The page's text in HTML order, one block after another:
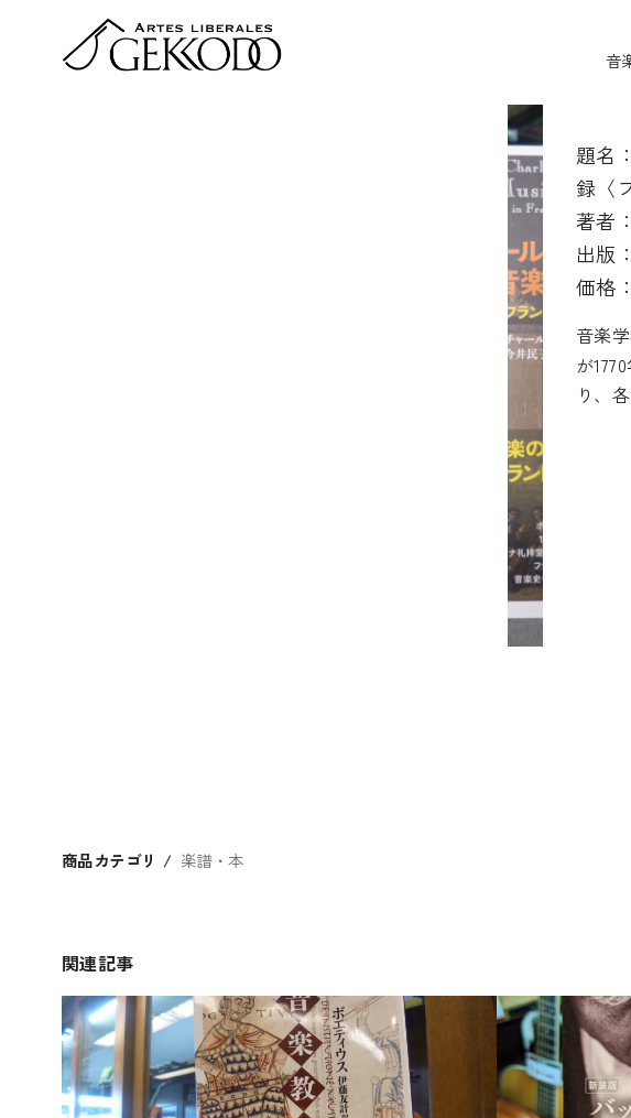
音
題名
録〈
著者
出版
価格
音楽
が
り、
商品カテゴリ 楽譜・本
関連記事